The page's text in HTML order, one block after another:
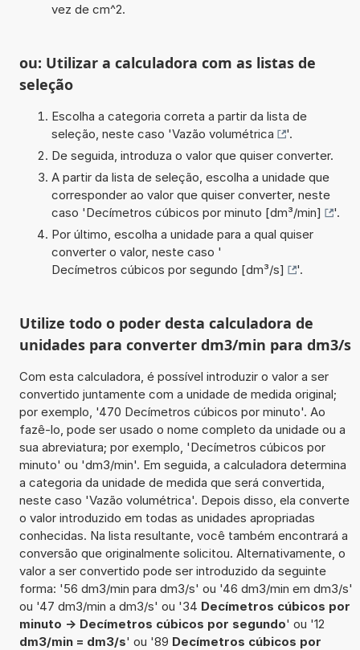
vez de cm^2.
ou: Utilizar a calculadora com as listas de
seleção
Escolha a categoria correta a partir da lista de
seleção, neste caso 'Vazão volumétrica
'.
De seguida, introduza o valor que quiser converter.
A partir da lista de seleção, escolha a unidade que
corresponder ao valor que quiser converter, neste
caso 'Decímetros cúbicos por minuto [dm³/min]
'.
Por último, escolha a unidade para a qual quiser
converter o valor, neste caso '
Decímetros cúbicos por segundo [dm³/s]
'.
Utilize todo o poder desta calculadora de
unidades para converter dm3/min para dm3/s
Com esta calculadora, é possível introduzir o valor a ser
convertido juntamente com a unidade de medida original;
por exemplo, '470 Decímetros cúbicos por minuto'. Ao
fazê-lo, pode ser usado o nome completo da unidade ou a
sua abreviatura; por exemplo, 'Decímetros cúbicos por
minuto' ou 'dm3/min'. Em seguida, a calculadora determina
a categoria da unidade de medida que será convertida,
neste caso 'Vazão volumétrica'. Depois disso, ela converte
o valor introduzido em todas as unidades apropriadas
conhecidas. Na lista resultante, você também encontrará a
conversão que originalmente solicitou. Alternativamente, o
valor a ser convertido pode ser introduzido da seguinte
forma: '56 dm3/min para dm3/s' ou '46 dm3/min em dm3/s'
ou '47 dm3/min a dm3/s' ou '34 Decímetros cúbicos por
minuto -> Decímetros cúbicos por segundo' ou '12
dm3/min = dm3/s' ou '89 Decímetros cúbicos por